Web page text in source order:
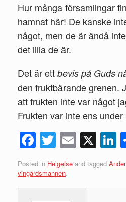
Hur många församlingar
hamnat här! De kanske
något, men de är ändå
det lilla de är.
Det är ett bevis på Guds
den fruktbärande grenen.
att frukten inte var något
Frukten var inte ens
Fac
ok
Twi
r
Ema
Posted in Helgelse and tagged
vingårdsmannen.